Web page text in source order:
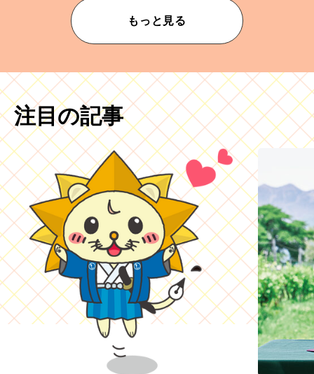
もっと見る
注目の記事